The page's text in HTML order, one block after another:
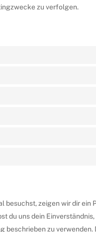
zu verfolgen.
besuchst, zeigen wir dir
du uns dein
beschrieben zu